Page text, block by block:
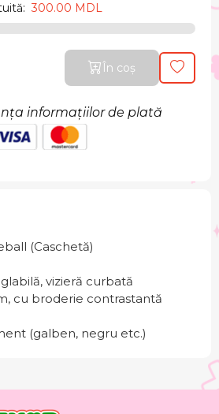
300.00 MDL
În coș
informațiilor de plată
(Caschetă)
vizieră curbată
cu broderie contrastantă
(galben, negru etc.)